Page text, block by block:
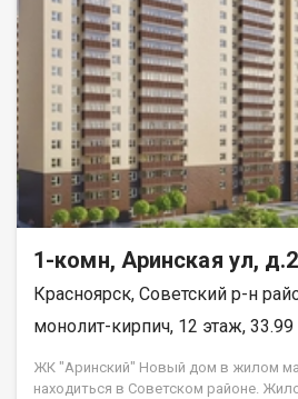
1-комн, Аринская ул,
Красноярск, Советский р-н
монолит-кирпич, 12 этаж, 33.99
ЖК "Аринский" Новый дом в жилом
находиться в Советском районе.